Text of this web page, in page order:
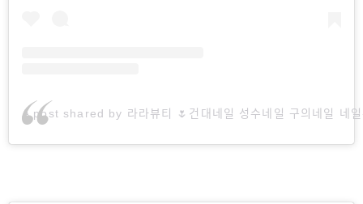
A post shared by 라라뷰티 🌷건대네일 성수네일 구의네일